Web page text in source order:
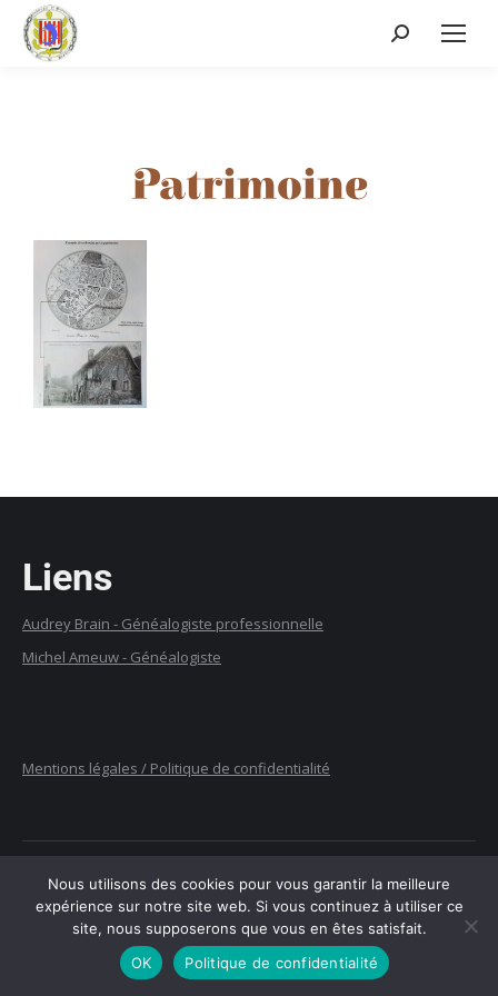
Patrimoine
Liens
Audrey Brain - Généalogiste professionnelle
Michel Ameuw - Généalogiste
Mentions légales / Politique de confidentialité
com@lamaison - Saint-Léon - 2022
Nous utilisons des cookies pour vous garantir la meilleure
expérience sur notre site web. Si vous continuez à utiliser ce
site, nous supposerons que vous en êtes satisfait.
OK
Politique de confidentialité